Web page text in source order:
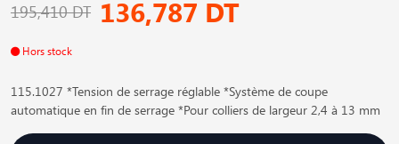
195,410 DT 136,787 DT
Hors stock
115.1027 *Tension de serrage réglable *Système de coupe
automatique en fin de serrage *Pour colliers de largeur 2,4 à 13 mm